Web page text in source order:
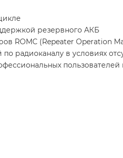
резервного АКБ
ROMC (Repeater Operation
радиоканалу в условиях